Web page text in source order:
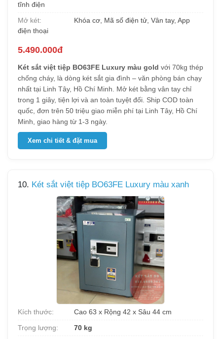
tĩnh điện
Mở két:
Khóa cơ, Mã số điện tử, Vân tay, App
điện thoại
5.490.000đ
Két sắt việt tiệp BO63FE Luxury màu gold với 70kg thép
chống cháy, là dòng két sắt gia đình – văn phòng bán chạy
nhất tại Linh Tây, Hồ Chí Minh. Mở két bằng vân tay chỉ
trong 1 giây, tiện lợi và an toàn tuyệt đối. Ship COD toàn
quốc, đơn trên 50 triệu giao miễn phí tại Linh Tây, Hồ Chí
Minh, giao hàng từ 1-3 ngày.
Xem chi tiết & đặt mua
10. Két sắt việt tiệp BO63FE Luxury màu xanh
Kích thước:
Cao 63 x Rộng 42 x Sâu 44 cm
Trọng lượng:
70 kg